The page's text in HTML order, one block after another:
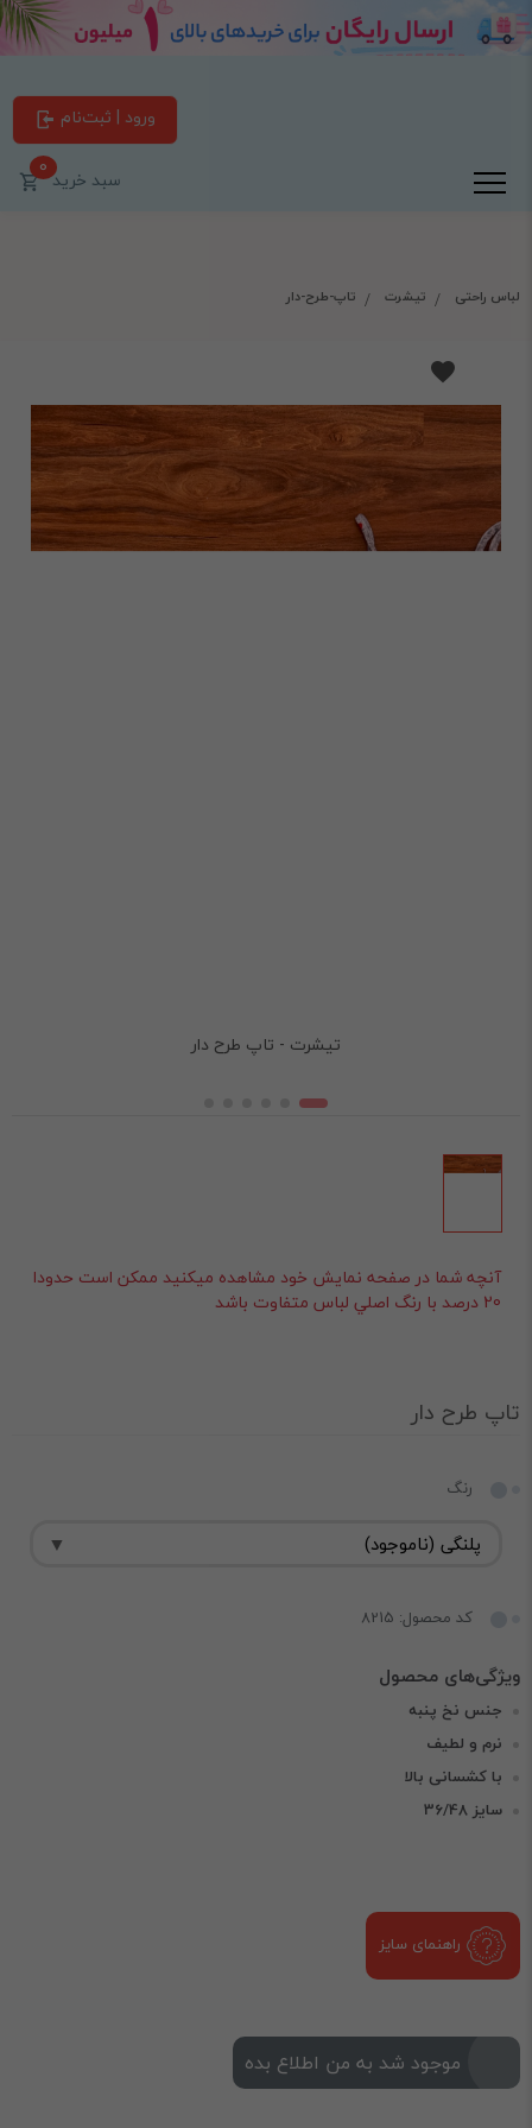
ورود | ثبت‌نام
سبد خرید0
لباس راحتی تیشرت تاپ-طرح-دار
تیشرت - تاپ طرح دار
آنچه شما در صفحه نمايش خود مشاهده ميکنيد ممکن است حدودا
20 درصد با رنگ اصلي لباس متفاوت باشد
تاپ طرح دار
رنگ
کد محصول: 8215
جنس نخ پنبه
نرم و لطیف
با کشسانی بالا
سایز 36/48
راهنمای سایز
موجود شد به من اطلاع بده